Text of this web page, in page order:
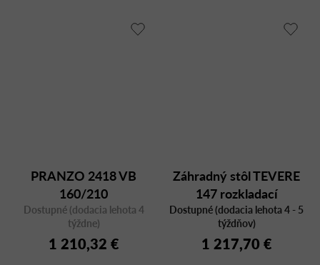
PRANZO 2418 VB
160/210
Dostupné (dodacia lehota 4
týždne)
1 210,32 €
Záhradný stôl TEVERE
147 rozkladací
Dostupné (dodacia lehota 4 - 5
týždňov)
1 217,70 €